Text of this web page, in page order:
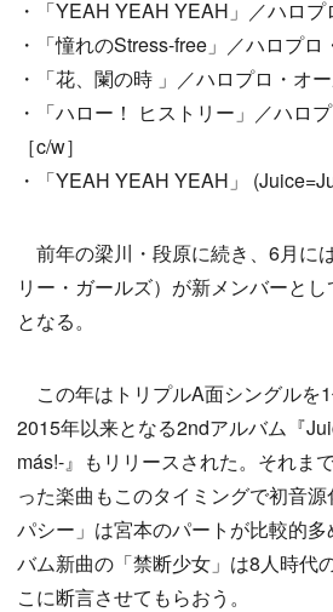
・「YEAH YEAH YEAH」／ハロ
・「憧れのStress-free」／ハロプ
・「花、闌の時 」／ハロプロ・オ
・「ハロー！ ヒストリー」／ハロ
［c/w］
・「YEAH YEAH YEAH」
前年の梁川・段原に続き、6月に
リー・ガールズ）が新メンバーと
となる。
この年はトリプルA面シングルを1
2015年以来となる2ndアルバム『
más!-』もリリースされた。それま
った楽曲もこのタイミングで初音
パシー」は宮本のパートが比較的
バム新曲の「禁断少女」は8人時代
こに断言させてもらおう。